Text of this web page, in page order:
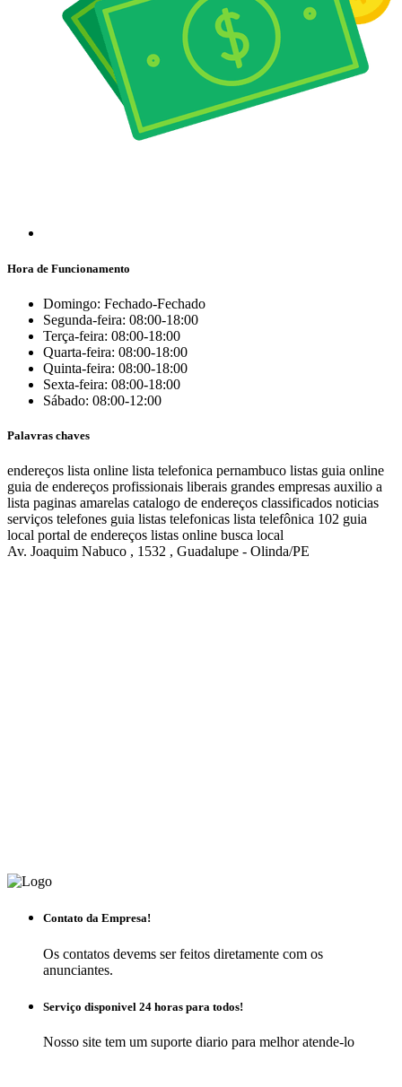
Hora de Funcionamento
Domingo: Fechado-Fechado
Segunda-feira: 08:00-18:00
Terça-feira: 08:00-18:00
Quarta-feira: 08:00-18:00
Quinta-feira: 08:00-18:00
Sexta-feira: 08:00-18:00
Sábado: 08:00-12:00
Palavras chaves
endereços lista online lista telefonica pernambuco listas guia online
guia de endereços profissionais liberais grandes empresas auxilio a
lista paginas amarelas catalogo de endereços classificados noticias
serviços telefones guia listas telefonicas lista telefônica 102 guia
local portal de endereços listas online busca local
Av. Joaquim Nabuco , 1532 , Guadalupe - Olinda/PE
Contato da Empresa!
Os contatos devems ser feitos diretamente com os
anunciantes.
Serviço disponivel 24 horas para todos!
Nosso site tem um suporte diario para melhor atende-lo